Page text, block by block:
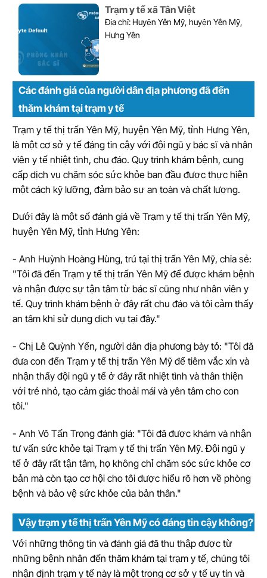
Trạm y tế xã Tân Việt
Địa chỉ: Huyện Yên Mỹ, huyện Yên Mỹ,
Hưng Yên
Các đánh giá của người dân địa phương đã đến
thăm khám tại trạm y tế
Trạm y tế thị trấn Yên Mỹ, huyện Yên Mỹ, tỉnh Hưng Yên,
là một cơ sở y tế đáng tin cậy với đội ngũ y bác sĩ và nhân
viên y tế nhiệt tình, chu đáo. Quy trình khám bệnh, cung
cấp dịch vụ chăm sóc sức khỏe ban đầu được thực hiện
một cách kỹ lưỡng, đảm bảo sự an toàn và chất lượng.
Dưới đây là một số đánh giá về Trạm y tế thị trấn Yên Mỹ,
huyện Yên Mỹ, tỉnh Hưng Yên:
- Anh Huỳnh Hoàng Hùng, trú tại thị trấn Yên Mỹ, chia sẻ:
"Tôi đã đến Trạm y tế thị trấn Yên Mỹ để được khám bệnh
và nhận được sự tận tâm từ bác sĩ cũng như nhân viên y
tế. Quy trình khám bệnh ở đây rất chu đáo và tôi cảm thấy
an tâm khi sử dụng dịch vụ tại đây."
- Chị Lê Quỳnh Yến, người dân địa phương bày tỏ: "Tôi đã
đưa con đến Trạm y tế thị trấn Yên Mỹ để tiêm vắc xin và
nhận thấy đội ngũ y tế ở đây rất nhiệt tình và thân thiện
với trẻ nhỏ, tạo cảm giác thoải mái và yên tâm cho con
tôi."
- Anh Võ Tấn Trọng đánh giá: "Tôi đã được khám và nhận
tư vấn sức khỏe tại Trạm y tế thị trấn Yên Mỹ. Đội ngũ y
tế ở đây rất tận tâm, họ không chỉ chăm sóc sức khỏe cơ
bản mà còn tạo cơ hội cho tôi được hiểu rõ hơn về phòng
bệnh và bảo vệ sức khỏe của bản thân."
Vậy trạm y tế thị trấn Yên Mỹ có đáng tin cậy không?
Với những thông tin và đánh giá đã thu thập được từ
những bệnh nhân đến thăm khám tại trạm y tế, chúng tôi
nhận định trạm y tế này là một trong cơ sở y tế uy tín và